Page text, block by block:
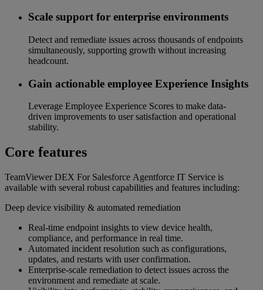
Scale support for enterprise environments
Detect and remediate issues across thousands of endpoints
simultaneously, supporting growth without increasing
headcount.
Gain actionable employee Experience Insights
Leverage Employee Experience Scores to make data-
driven improvements to user satisfaction and operational
stability.
Core features
TeamViewer DEX For Salesforce Agentforce IT Service is
available with several robust capabilities and features including:
Deep device visibility & automated remediation
Real‑time endpoint insights to view device health,
compliance, and performance in real time.
Automated incident resolution such as configurations,
updates, and restarts with user confirmation.
Enterprise‑scale remediation to detect issues across the
environment and remediate at scale.